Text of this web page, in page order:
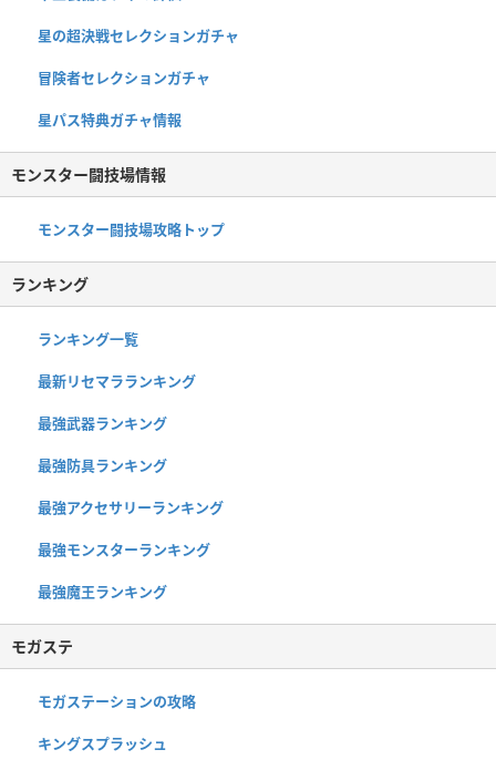
星の超決戦セレクションガチャ
冒険者セレクションガチャ
星パス特典ガチャ情報
モンスター闘技場情報
モンスター闘技場攻略トップ
ランキング
ランキング一覧
最新リセマラランキング
最強武器ランキング
最強防具ランキング
最強アクセサリーランキング
最強モンスターランキング
最強魔王ランキング
モガステ
モガステーションの攻略
キングスプラッシュ